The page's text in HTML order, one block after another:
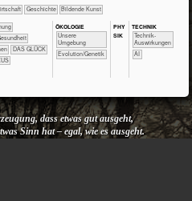
​​​​​​​​Geschichte Bildende Kunst
DAS GLÜCK
ÖKO​LOGIE
​​​​​​​​​​​​​Unsere
Umgebung
Evolution/Genetik
PHY​
SIK
TECH​NIK
​​​​​​Technik-
Auswirkungen
​​AI
dass etwas gut ausgeht,
Sinn hat – egal, wie es ausgeht.